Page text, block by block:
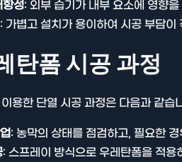
항성: 외부 습기가 내부 요소에 영향
: 가볍고 설치가 용이하여 시공 부담이
탄폼 시공 과정
용한 단열 시공 과정은 다음과 같습
: 농막의 상태를 점검하고, 필요한
: 스프레이 방식으로 우레탄폼을 적